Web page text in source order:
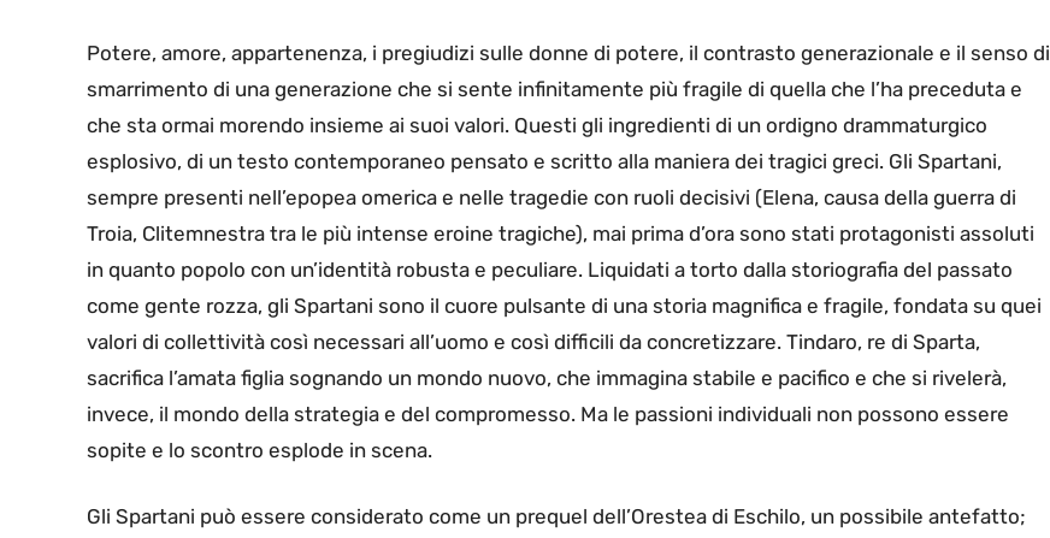
Potere, amore, appartenenza, i pregiudizi sulle donne di potere, il contrasto generazionale e il senso di
smarrimento di una generazione che si sente infinitamente più fragile di quella che l’ha preceduta e
che sta ormai morendo insieme ai suoi valori. Questi gli ingredienti di un ordigno drammaturgico
esplosivo, di un testo contemporaneo pensato e scritto alla maniera dei tragici greci. Gli Spartani,
sempre presenti nell’epopea omerica e nelle tragedie con ruoli decisivi (Elena, causa della guerra di
Troia, Clitemnestra tra le più intense eroine tragiche), mai prima d’ora sono stati protagonisti assoluti
in quanto popolo con un’identità robusta e peculiare. Liquidati a torto dalla storiografia del passato
come gente rozza, gli Spartani sono il cuore pulsante di una storia magnifica e fragile, fondata su quei
valori di collettività così necessari all’uomo e così difficili da concretizzare. Tindaro, re di Sparta,
sacrifica l’amata figlia sognando un mondo nuovo, che immagina stabile e pacifico e che si rivelerà,
invece, il mondo della strategia e del compromesso. Ma le passioni individuali non possono essere
sopite e lo scontro esplode in scena.
Gli Spartani può essere considerato come un prequel dell’Orestea di Eschilo, un possibile antefatto;